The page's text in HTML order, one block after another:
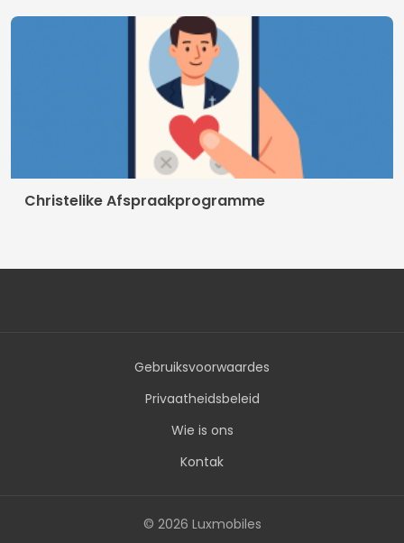
Christelike Afspraakprogramme
Gebruiksvoorwaardes
Privaatheidsbeleid
Wie is ons
Kontak
© 2026 Luxmobiles